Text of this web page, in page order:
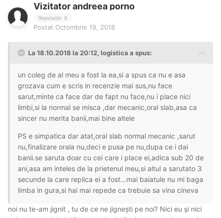
Vizitator andreea porno
Reputație: 0
Postat Octombrie 19, 2018
La 18.10.2018 la 20:12, logistica a spus:
un coleg de al meu a fost la ea,si a spus ca nu e asa
grozava cum e scris in recenzie mai sus,nu face
sarut,minte ca face dar de fapt nu face,nu i place nici
limbi,si la normal se misca ,dar mecanic,oral slab,asa ca
sincer nu merita banii,mai bine altele
PS e simpatica dar atat,oral slab normal mecanic ,sarut
nu,finalizare orala nu,deci e pusa pe nu,dupa ce i dai
banii.se saruta doar cu cei care i place ei,adica sub 20 de
ani,asa am inteles de la prietenul meu,si altul a sarutato 3
secunde la care replica ei a fost...mai baiatule nu mi baga
limba in gura,si hai mai repede ca trebuie sa vina cineva
noi nu te-am jignit , tu de ce ne jignești pe noi? Nici eu și nici